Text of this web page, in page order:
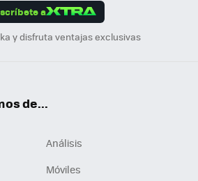
a
y disfruta ventajas exclusivas
de...
Análisis
Móviles